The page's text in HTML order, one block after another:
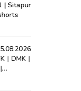
| Sitapur
| DMK |